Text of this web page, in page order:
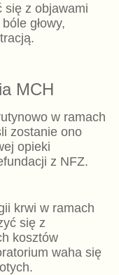
się z objawami
głowy,
MCH
w ramach
zostanie ono
opieki
z NFZ.
krwi w ramach
się z
kosztów
waha się